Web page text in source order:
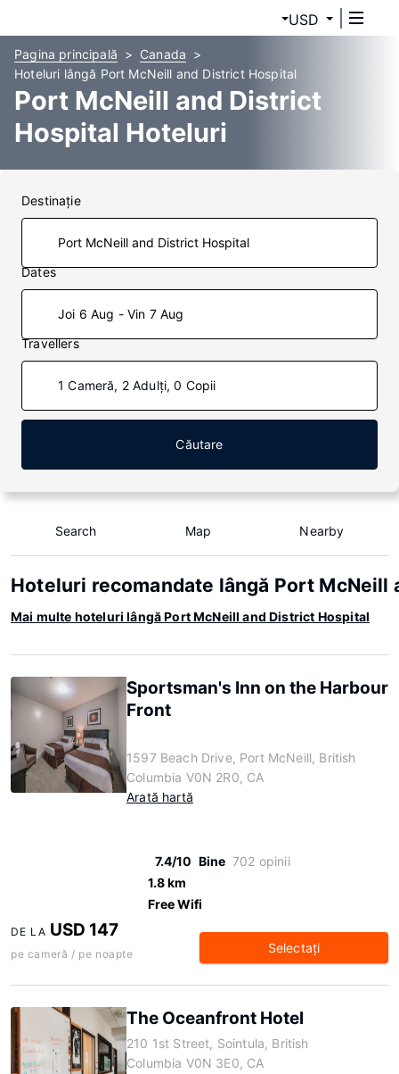
USD
Pagina principală
Canada
Hoteluri lângă Port McNeill and District Hospital
Port McNeill and District
Hospital Hoteluri
Destinaţie
Dates
Joi 6 Aug - Vin 7 Aug
Travellers
1 Cameră, 2 Adulți, 0 Copii
Căutare
Search Map Nearby
Hoteluri recomandate lângă Port McNeill
Mai multe hoteluri lângă Port McNeill and District Hospital
Sportsman's Inn on the Harbour
Front
1597 Beach Drive, Port McNeill, British
Columbia V0N 2R0, CA
Arată hartă
7.4/10 Bine 702 opinii
1.8 km
Free Wifi
DE LA USD 147
pe cameră / pe noapte Selectaţi
The Oceanfront Hotel
210 1st Street, Sointula, British
Columbia V0N 3E0, CA